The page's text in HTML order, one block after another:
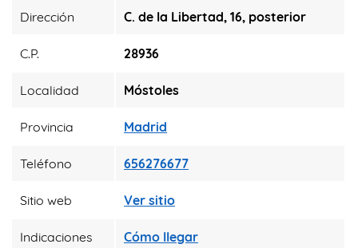
Dirección C. de la Libertad, 16, posterior
C.P. 28936
Localidad Móstoles
Provincia Madrid
Teléfono 656276677
Sitio web Ver sitio
Indicaciones Cómo llegar